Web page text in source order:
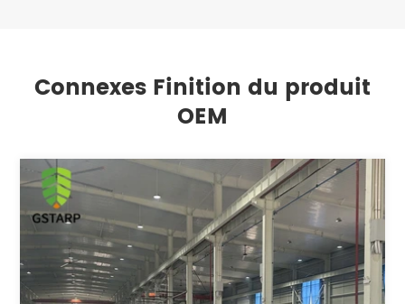
Connexes Finition du produit
OEM